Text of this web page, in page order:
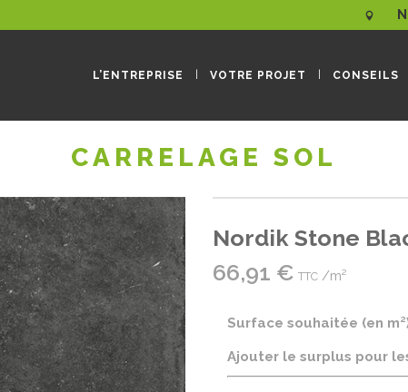
L’ENTREPRISE VOTRE PROJET CONSEILS
CARRELAGE SOL
Nordik Stone
66,91 € TTC /m²
Surface souhaitée (en
Ajouter le surplus pour